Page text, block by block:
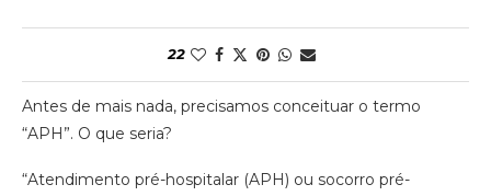
22
Antes de mais nada, precisamos conceituar o termo
“APH”. O que seria?
“Atendimento pré-hospitalar (APH) ou socorro pré-